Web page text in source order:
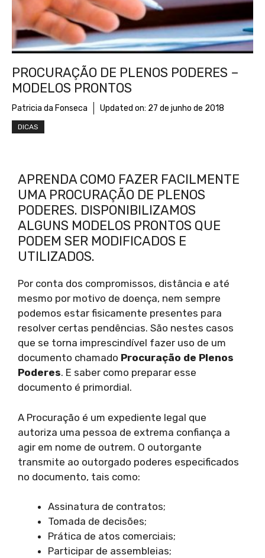
PROCURAÇÃO DE PLENOS PODERES –
MODELOS PRONTOS
Patricia da Fonseca Updated on: 27 de junho de 2018
DICAS
APRENDA COMO FAZER FACILMENTE
UMA PROCURAÇÃO DE PLENOS
PODERES. DISPONIBILIZAMOS
ALGUNS MODELOS PRONTOS QUE
PODEM SER MODIFICADOS E
UTILIZADOS.
Por conta dos compromissos, distância e até
mesmo por motivo de doença, nem sempre
podemos estar fisicamente presentes para
resolver certas pendências. São nestes casos
que se torna imprescindível fazer uso de um
documento chamado Procuração de Plenos
Poderes. E saber como preparar esse
documento é primordial.
A Procuração é um expediente legal que
autoriza uma pessoa de extrema confiança a
agir em nome de outrem. O outorgante
transmite ao outorgado poderes especificados
no documento, tais como:
Assinatura de contratos;
Tomada de decisões;
Prática de atos comerciais;
Participar de assembleias;